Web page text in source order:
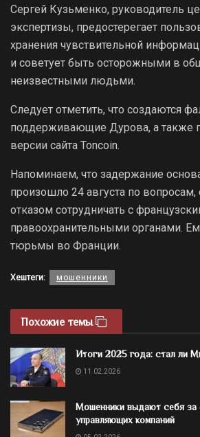
Сергей Кузьменко, руководитель
экспертизы, предостерегает
хранения чувствительной
и советует быть осторожными в
неизвестными людьми.
Следует отметить, что создаются
поддерживающие Дурова, а также
версии сайта Toncoin.
Напоминаем, что задержание
произошло 24 августа по
отказом сотрудничать с
правоохранительными органами.
тюрьмы во Франции.
Хештеги: мошенники
Похожие темы
Итоги 2025 года: стал ли
11.02.2026
Мошенники выдают себя за
управляющих компаний